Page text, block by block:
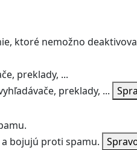
ktoré nemožno
preklady, ...
preklady, ...
bojujú proti spamu.